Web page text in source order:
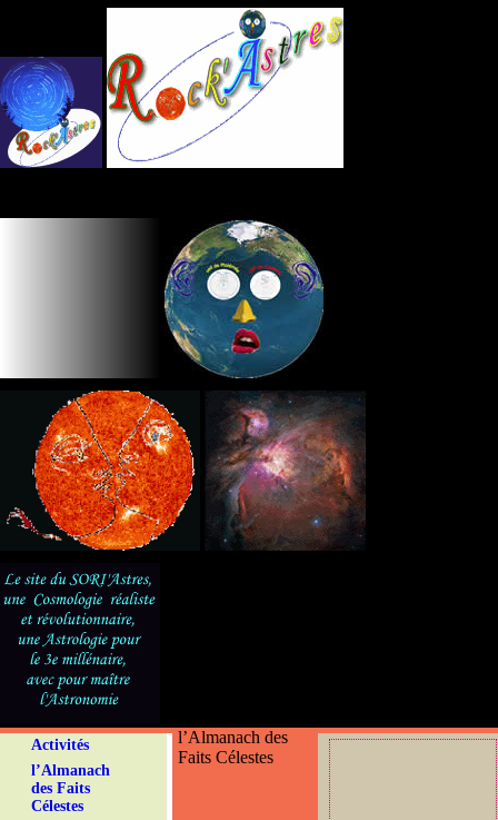
Activités
l’Almanach
des Faits
Célestes
l’Almanach des
Faits Célestes
Panneau de gestion des cookies